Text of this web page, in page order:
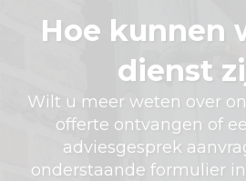
Hoe kunnen
dienst
Wilt u meer weten over
offerte ontvangen of
adviesgesprek
onderstaande formulier